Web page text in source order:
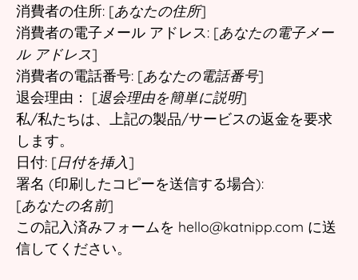
消費者の住所: [あなたの住所]
消費者の電子メール アドレス: [あなたの電子メー
ル アドレス]
消費者の電話番号: [あなたの電話番号]
退会理由： [退会理由を簡単に説明]
私/私たちは、上記の製品/サービスの返金を要求
します。
日付: [日付を挿入]
署名 (印刷したコピーを送信する場合):
[あなたの名前]
この記入済みフォームを hello@katnipp.com に送
信してください。